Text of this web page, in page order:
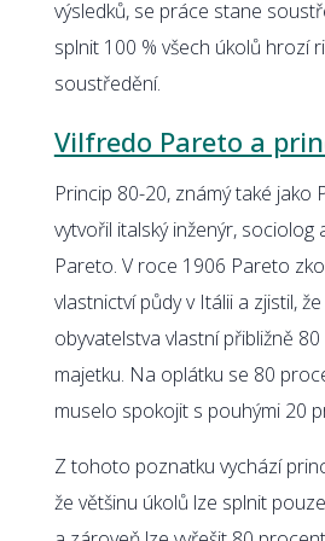
výsledků, se práce stane
splnit 100 % všech úkolů hrozí
soustředění.
Vilfredo Pareto a
Princip 80-20, známý také jako
vytvořil italský inženýr, sociolog
Pareto. V roce 1906 Pareto
vlastnictví půdy v Itálii a zjistil,
obyvatelstva vlastní přibližně
majetku. Na oplátku se 80
muselo spokojit s pouhými 20
Z tohoto poznatku vychází
že většinu úkolů lze splnit